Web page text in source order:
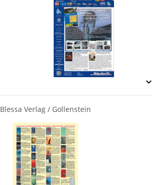
Blessa Verlag / Gollenstein